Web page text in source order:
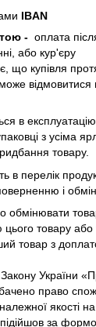
IBAN
- оплата
або кур'єру
що купівля
відмовитися
в
з усіма
товару.
в перелік
і
обмінювати
цього товару або
товар з
України
право
якості
за